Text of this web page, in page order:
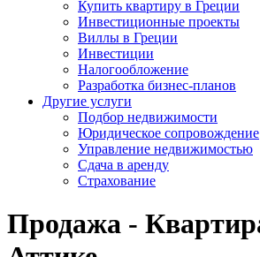
Купить квартиру в Греции
Инвестиционные проекты
Виллы в Греции
Инвестиции
Налогообложение
Разработка бизнес-планов
Другие услуги
Подбор недвижимости
Юридическое сопровождение
Управление недвижимостью
Сдача в аренду
Страхование
Продажа -